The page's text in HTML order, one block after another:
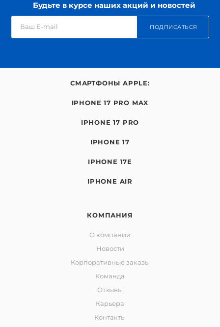
Будьте в курсе наших акций и новостей
ПОДПИСАТЬСЯ
СМАРТФОНЫ APPLE:
IPHONE 17 PRO MAX
IPHONE 17 PRO
IPHONE 17
IPHONE 17E
IPHONE AIR
КОМПАНИЯ
О компании
Новости
Корпоративные заказы
Команда
Отзывы
Карьера
Контакты